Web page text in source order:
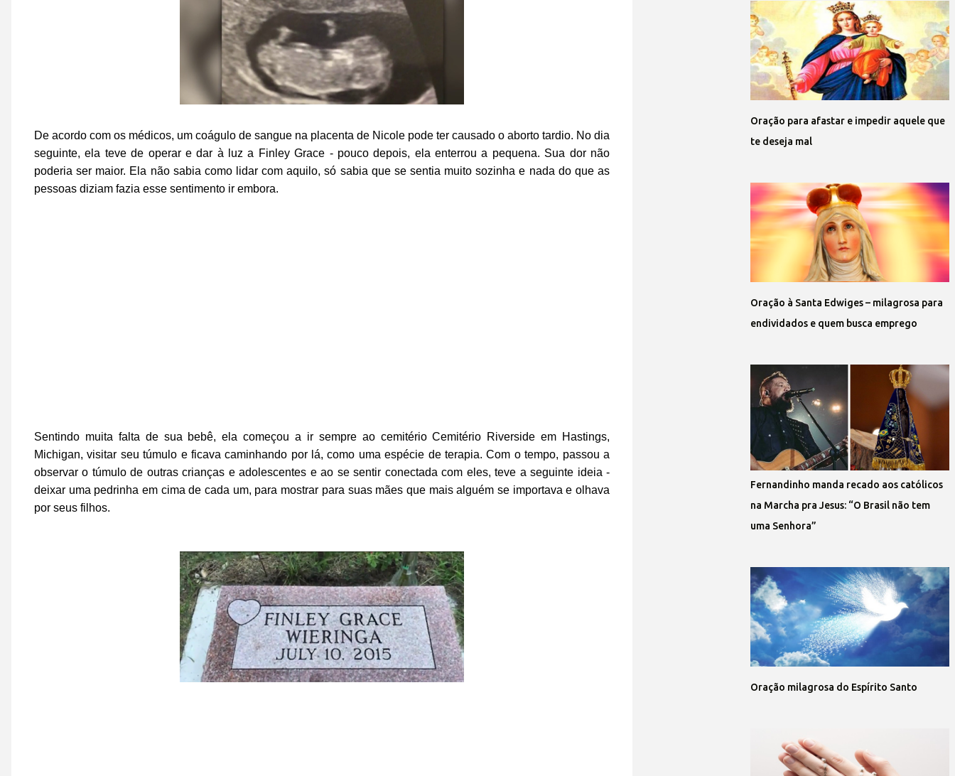
De acordo com os médicos, um coágulo de sangue na placenta de Nicole pode ter causado o aborto tardio. No dia
seguinte, ela teve de operar e dar à luz a Finley Grace - pouco depois, ela enterrou a pequena. Sua dor não
poderia ser maior. Ela não sabia como lidar com aquilo, só sabia que se sentia muito sozinha e nada do que as
pessoas diziam fazia esse sentimento ir embora.
Sentindo muita falta de sua bebê, ela começou a ir sempre ao cemitério Cemitério Riverside em Hastings,
Michigan, visitar seu túmulo e ficava caminhando por lá, como uma espécie de terapia. Com o tempo, passou a
observar o túmulo de outras crianças e adolescentes e ao se sentir conectada com eles, teve a seguinte ideia -
deixar uma pedrinha em cima de cada um, para mostrar para suas mães que mais alguém se importava e olhava
por seus filhos.
Oração para afastar e impedir aquele que
te deseja mal
Oração à Santa Edwiges – milagrosa para
endividados e quem busca emprego
Fernandinho manda recado aos católicos
na Marcha pra Jesus: “O Brasil não tem
uma Senhora”
Oração milagrosa do Espírito Santo